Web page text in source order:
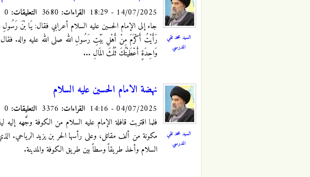
السيد محمد تقي
المدرسي
14/07/2025 - 18:29 القراءات: التعليقات:
جاء إلى الإمام الحسين عليه السلام أعرابي فقال: يَا بْنَ
رَأَيْتُ أَكْرَمَ مِنْ أَهْلِ بَيْتِ رَسُولِ الله صلى الله عليه واله.
وَاحِدَةٍ أَعْطَيْتُكَ ثُلُثَ المَالِ ...
السيد محمد تقي
المدرسي
نهضة الامام الحسين عليه السلام
04/07/2025 - 14:16 القراءات: التعليقات:
فلما اقتربت قافلة الإمام عليه السلام من الكوفة وجَّهه
مكونة من ألف مقاتل، وعلى رأسها الحر بن يزيد الرياحي.
السلام وأخذ طريقاً وسطاً بين طريق الكوفة والمدينة.